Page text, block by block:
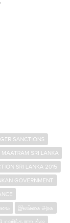
SANCTIONS
MAATRAM SRI LANKA
SRI LANKA 2015
GOVERNMENT
இலங்கை அரசு
மஹிந்த ராஜபக்‌ஷ